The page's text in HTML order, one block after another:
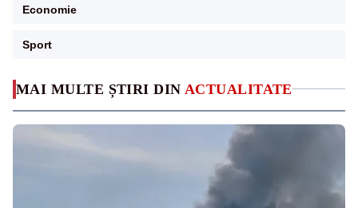
MAI MULTE ȘTIRI DIN ACTUALITATE
Economie
Sport